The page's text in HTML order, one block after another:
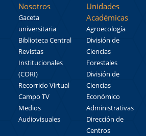
Nosotros
Gaceta
universitaria
Biblioteca Central
Revistas
Institucionales
(CORI)
Recorrido Virtual
Campo TV
Medios
Audiovisuales
Unidades
Académicas
Agroecología
División de
Ciencias
Forestales
División de
Ciencias
Económico
Administrativas
Dirección de
Centros